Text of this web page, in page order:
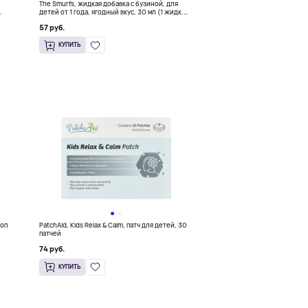
The Smurfs, жидкая добавка с бузиной, для
детей от 1 года, ягодный вкус, 30 мл (1 жидк.
57 руб.
КУПИТЬ
PatchAid, Kids Relax & Calm, патч для детей, 30
патчей
74 руб.
КУПИТЬ